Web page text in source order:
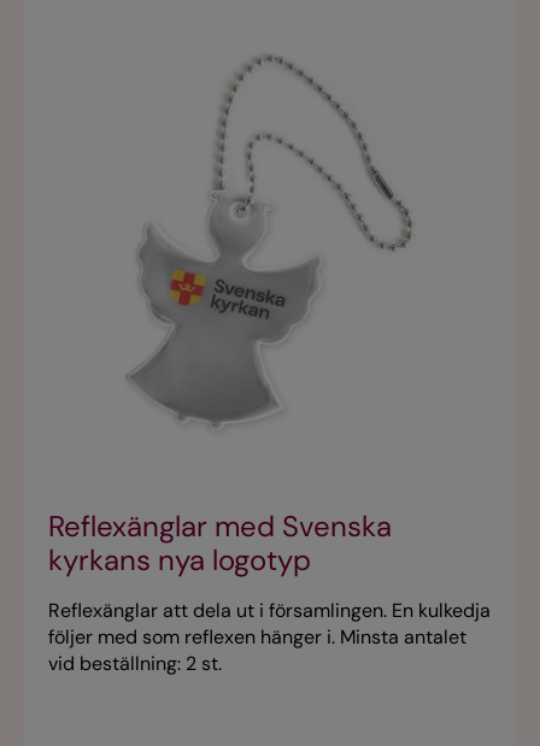
Reflexänglar med Svenska
kyrkans nya logotyp
Reflexänglar att dela ut i församlingen. En kulkedja
följer med som reflexen hänger i. Minsta antalet
vid beställning: 2 st.